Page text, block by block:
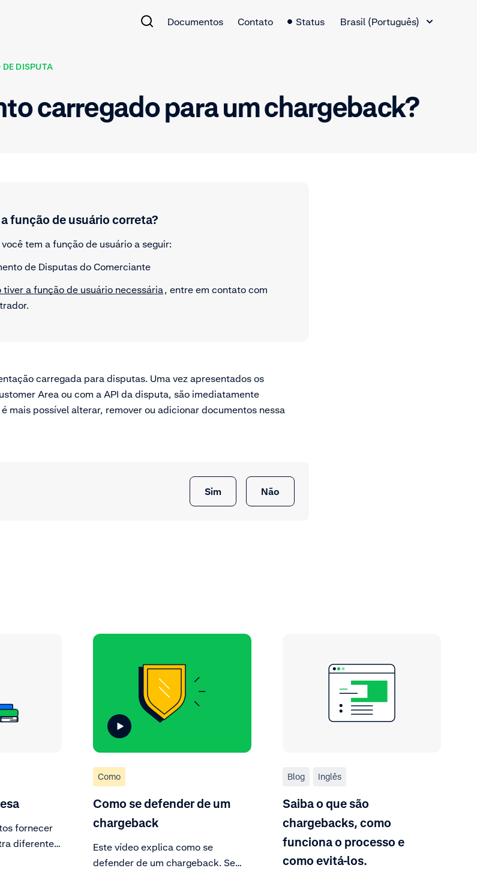
Documentos Contato Status
Brasil (Português)
DE DISPUTA
carregado para um chargeback?
função de usuário correta?
tem a função de usuário a seguir:
de Disputas do Comerciante
tiver a função de usuário necessária, entre em contato com
carregada para disputas. Uma vez apresentados os
Area ou com a API da disputa, são imediatamente
mais possível alterar, remover ou adicionar documentos nessa
Sim Não
fornecer
diferentes
Como
Como se defender de um
chargeback
Este vídeo explica como se
defender de um chargeback. Se
Blog Inglês
Saiba o que são
chargebacks, como
funciona o processo e
como evitá-los.